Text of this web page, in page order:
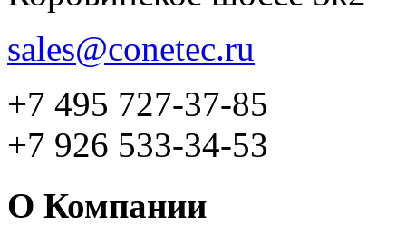
sales@conetec.ru
+7 495 727-37-85
+7 926 533-34-53
О Компании